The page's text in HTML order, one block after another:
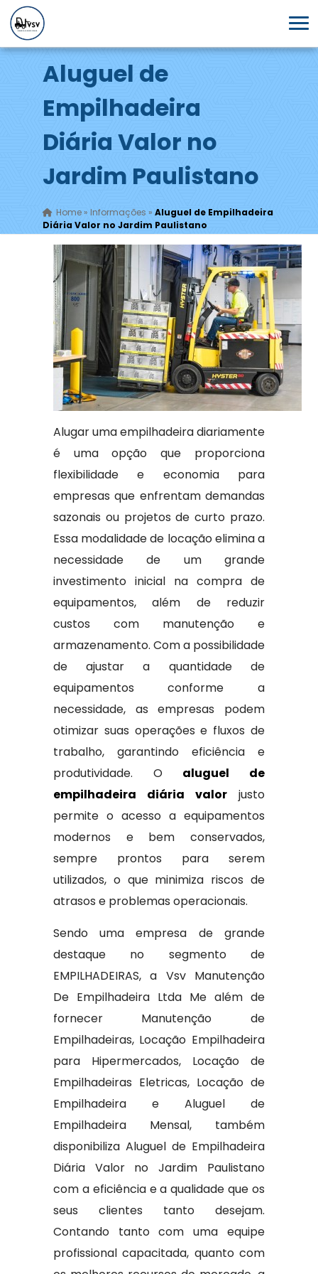
Aluguel de
Empilhadeira
Diária Valor no
Jardim Paulistano
Home» Informações » Aluguel de Empilhadeira
Diária Valor no Jardim Paulistano
Alugar uma empilhadeira diariamente
é uma opção que proporciona
flexibilidade e economia para
empresas que enfrentam demandas
sazonais ou projetos de curto prazo.
Essa modalidade de locação elimina a
necessidade de um grande
investimento inicial na compra de
equipamentos, além de reduzir
custos com manutenção e
armazenamento. Com a possibilidade
de ajustar a quantidade de
equipamentos conforme a
necessidade, as empresas podem
otimizar suas operações e fluxos de
trabalho, garantindo eficiência e
produtividade. O aluguel de
empilhadeira diária valor justo
permite o acesso a equipamentos
modernos e bem conservados,
sempre prontos para serem
utilizados, o que minimiza riscos de
atrasos e problemas operacionais.
Sendo uma empresa de grande
destaque no segmento de
EMPILHADEIRAS, a Vsv Manutenção
De Empilhadeira Ltda Me além de
fornecer Manutenção de
Empilhadeiras, Locação Empilhadeira
para Hipermercados, Locação de
Empilhadeiras Eletricas, Locação de
Empilhadeira e Aluguel de
Empilhadeira Mensal, também
disponibiliza Aluguel de Empilhadeira
Diária Valor no Jardim Paulistano
com a eficiência e a qualidade que os
seus clientes tanto desejam.
Contando tanto com uma equipe
profissional capacitada, quanto com